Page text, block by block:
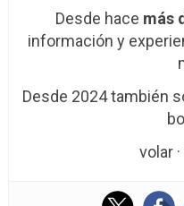
Desde hace más
información y
Desde 2024 también
volar